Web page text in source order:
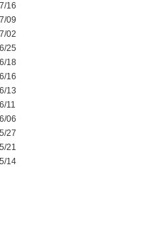
16
09
02
25
18
16
13
11
06
27
21
14